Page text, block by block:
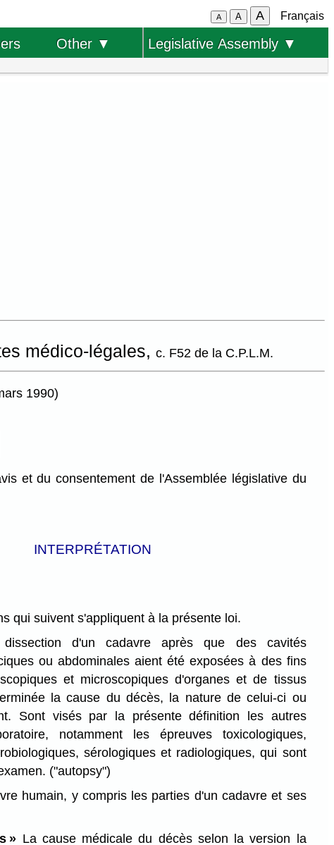
A A A Français
Other ▼ Legislative Assembly ▼
médico-légales, c. F52 de la C.P.L.M.
1990)
et du consentement de l'Assemblée législative du
INTERPRÉTATION
qui suivent s'appliquent à la présente loi.
d'un cadavre après que des cavités
ou abdominales aient été exposées à des fins
et microscopiques d'organes et de tissus
la cause du décès, la nature de celui-ci ou
Sont visés par la présente définition les autres
notamment les épreuves toxicologiques,
sérologiques et radiologiques, qui sont
("autopsy")
humain, y compris les parties d'un cadavre et ses
» La cause médicale du décès selon la version la